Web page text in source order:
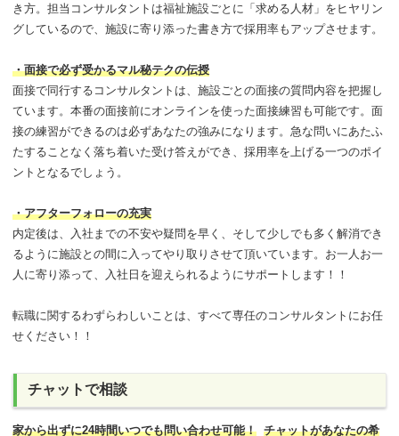
き方。担当コンサルタントは福祉施設ごとに「求める人材」をヒヤリン
グしているので、施設に寄り添った書き方で採用率もアップさせます。
・面接で必ず受かるマル秘テクの伝授
面接で同行するコンサルタントは、施設ごとの面接の質問内容を把握し
ています。本番の面接前にオンラインを使った面接練習も可能です。面
接の練習ができるのは必ずあなたの強みになります。急な問いにあたふ
たすることなく落ち着いた受け答えができ、採用率を上げる一つのポイ
ントとなるでしょう。
・アフターフォローの充実
内定後は、入社までの不安や疑問を早く、そして少しでも多く解消でき
るように施設との間に入ってやり取りさせて頂いています。お一人お一
人に寄り添って、入社日を迎えられるようにサポートします！！
転職に関するわずらわしいことは、すべて専任のコンサルタントにお任
せください！！
チャットで相談
家から出ずに24時間いつでも問い合わせ可能！ チャットがあなたの希